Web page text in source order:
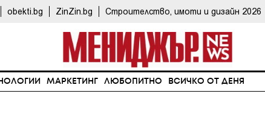
obekti.bg ZinZin.bg Строителство, имоти и дизайн 2026
МАРКЕТИНГ ЛЮБОПИТНО ВСИЧКО ОТ ДЕНЯ